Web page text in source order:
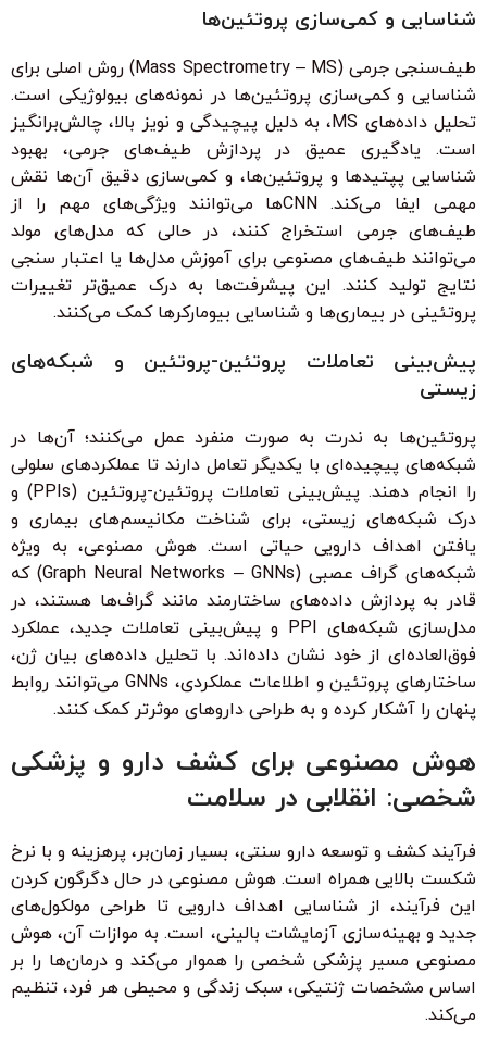
شناسایی و کمی‌سازی پروتئین‌ها
طیف‌سنجی جرمی (Mass Spectrometry – MS) روش اصلی برای
شناسایی و کمی‌سازی پروتئین‌ها در نمونه‌های بیولوژیکی است.
تحلیل داده‌های MS، به دلیل پیچیدگی و نویز بالا، چالش‌برانگیز
است. یادگیری عمیق در پردازش طیف‌های جرمی، بهبود
شناسایی پپتیدها و پروتئین‌ها، و کمی‌سازی دقیق آن‌ها نقش
مهمی ایفا می‌کند. CNN‌ها می‌توانند ویژگی‌های مهم را از
طیف‌های جرمی استخراج کنند، در حالی که مدل‌های مولد
می‌توانند طیف‌های مصنوعی برای آموزش مدل‌ها یا اعتبار سنجی
نتایج تولید کنند. این پیشرفت‌ها به درک عمیق‌تر تغییرات
پروتئینی در بیماری‌ها و شناسایی بیومارکرها کمک می‌کنند.
پیش‌بینی تعاملات پروتئین-پروتئین و شبکه‌های
زیستی
پروتئین‌ها به ندرت به صورت منفرد عمل می‌کنند؛ آن‌ها در
شبکه‌های پیچیده‌ای با یکدیگر تعامل دارند تا عملکردهای سلولی
را انجام دهند. پیش‌بینی تعاملات پروتئین-پروتئین (PPIs) و
درک شبکه‌های زیستی، برای شناخت مکانیسم‌های بیماری و
یافتن اهداف دارویی حیاتی است. هوش مصنوعی، به ویژه
شبکه‌های گراف عصبی (Graph Neural Networks – GNNs) که
قادر به پردازش داده‌های ساختارمند مانند گراف‌ها هستند، در
مدل‌سازی شبکه‌های PPI و پیش‌بینی تعاملات جدید، عملکرد
فوق‌العاده‌ای از خود نشان داده‌اند. با تحلیل داده‌های بیان ژن،
ساختارهای پروتئین و اطلاعات عملکردی، GNNs می‌توانند روابط
پنهان را آشکار کرده و به طراحی داروهای موثرتر کمک کنند.
هوش مصنوعی برای کشف دارو و پزشکی
شخصی: انقلابی در سلامت
فرآیند کشف و توسعه دارو سنتی، بسیار زمان‌بر، پرهزینه و با نرخ
شکست بالایی همراه است. هوش مصنوعی در حال دگرگون کردن
این فرآیند، از شناسایی اهداف دارویی تا طراحی مولکول‌های
جدید و بهینه‌سازی آزمایشات بالینی، است. به موازات آن، هوش
مصنوعی مسیر پزشکی شخصی را هموار می‌کند و درمان‌ها را بر
اساس مشخصات ژنتیکی، سبک زندگی و محیطی هر فرد، تنظیم
می‌کند.